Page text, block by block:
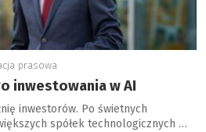
prasowa
inwestowania w AI
inwestorów. Po świetnych
spółek technologicznych …